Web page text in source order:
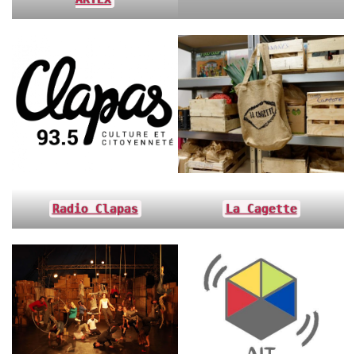
Radio Clapas La Cagette